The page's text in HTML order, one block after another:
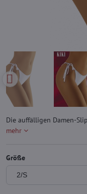
Die auffälligen Damen-
mehr
Größe